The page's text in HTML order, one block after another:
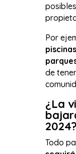
Por
de
¿La
2024?
Todo